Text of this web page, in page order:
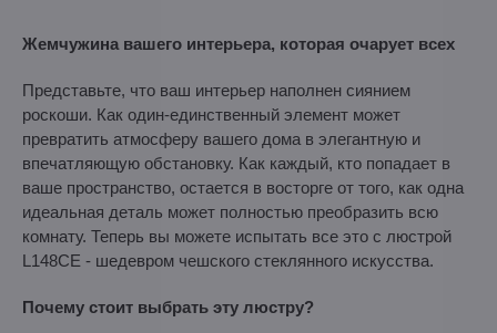
Жемчужина вашего интерьера, которая очарует всех
Представьте, что ваш интерьер наполнен сиянием
роскоши. Как один-единственный элемент может
превратить атмосферу вашего дома в элегантную и
впечатляющую обстановку. Как каждый, кто попадает в
ваше пространство, остается в восторге от того, как одна
идеальная деталь может полностью преобразить всю
комнату. Теперь вы можете испытать все это с люстрой
L148CE - шедевром чешского стеклянного искусства.
Почему стоит выбрать эту люстру?